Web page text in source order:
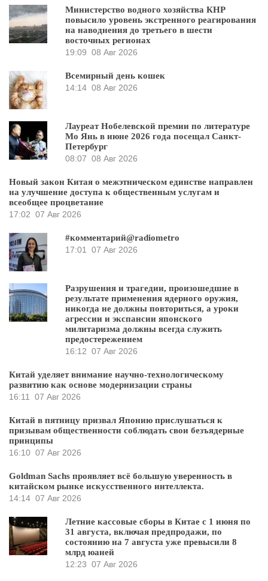
Министерство водного хозяйства КНР
повысило уровень экстренного реагирования
на наводнения до третьего в шести
восточных регионах
19:09 08 Авг 2026
Всемирный день кошек
14:14 08 Авг 2026
Лауреат Нобелевской премии по литературе
Мо Янь в июне 2026 года посещал Санкт-
Петербург
08:07 08 Авг 2026
Новый закон Китая о межэтническом единстве направлен
на улучшение доступа к общественным услугам и
всеобщее процветание
17:02 07 Авг 2026
#комментарий@radiometro
17:01
07 Авг 2026
Разрушения и трагедии, произошедшие в
результате применения ядерного оружия,
никогда не должны повториться, а уроки
агрессии и экспансии японского
милитаризма должны всегда служить
предостережением
16:12 07 Авг 2026
Китай уделяет внимание научно-технологическому
развитию как основе модернизации страны
16:11
07 Авг 2026
Китай в пятницу призвал Японию прислушаться к
призывам общественности соблюдать свои безъядерные
принципы
16:10 07 Авг 2026
Goldman Sachs проявляет всё большую уверенность в
китайском рынке искусственного интеллекта.
14:14 07 Авг 2026
Летние кассовые сборы в Китае с 1 июня по
31 августа, включая предпродажи, по
состоянию на 7 августа уже превысили 8
млрд юаней
12:23 07 Авг 2026